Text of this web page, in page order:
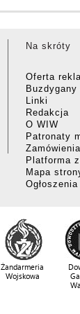
Na skróty
Oferta
Linki
Redakcja
O WIW
Patronaty
Platforma
Mapa
Żandarmeria
Wojskowa